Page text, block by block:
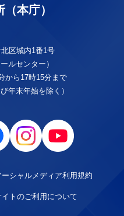
本庁）
区城内1番1号
ルセンター）
から17時15分まで
年末年始を除く）
ーシャルメディア利用規約
イトのご利用について